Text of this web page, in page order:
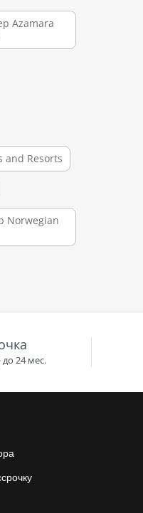
Azamara
and Resorts
Norwegian
до 24 мес.